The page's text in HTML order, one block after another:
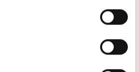
regolarmente il sito web